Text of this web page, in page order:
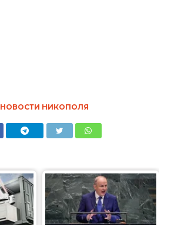
НОВОСТИ НИКОПОЛЯ